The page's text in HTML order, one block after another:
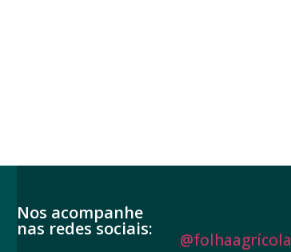
Nos acompanhe
nas redes sociais:
@folhaagrícola